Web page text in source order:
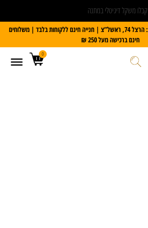
קבלו משקל דיגיטלי במתנה
בקרו אותנו גם בחנות הפיזית: הרצל 74, ראשל”צ | חנייה חינם ללקוחות בלבד | משלוחים
חינם ברכישה מעל 250 ₪
0